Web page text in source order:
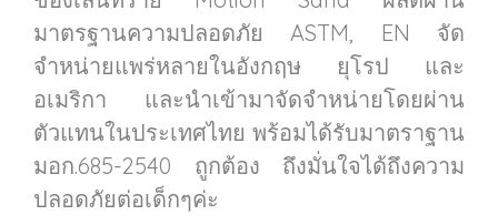
มาตรฐานความปลอดภัย ASTM, EN จัด
จำหน่ายแพร่หลายในอังกฤษ ยุโรป และ
อเมริกา และนำเข้ามาจัดจำหน่ายโดยผ่าน
ตัวแทนในประเทศไทย พร้อมได้รับมาตราฐาน
มอก.685-2540 ถูกต้อง ถึงมั่นใจได้ถึงความ
ปลอดภัยต่อเด็กๆค่ะ